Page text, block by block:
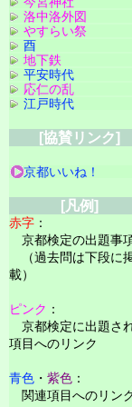
洛中洛外図
やすらい祭
酉
地下鉄
平安時代
応仁の乱
江戸時代
[協賛リンク]
京都いいね！
[凡例]
赤字 ：
京都検定の出題事
（過去問は下段に
載）
ピンク ：
京都検定に出題さ
項目へのリンク
青色 ・ 紫色 ：
関連項目へのリン